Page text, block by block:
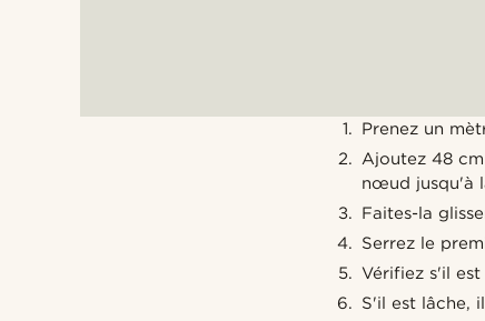
Prenez un
Ajoutez 48
nœud jusqu'à
Faites-la
Serrez le
Vérifiez s'il est
S'il est lâche,